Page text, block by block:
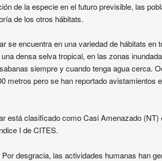
de la especie en el futuro previsible, las
de los otros hábitats.
se encuentra en una variedad de hábitats en
densa selva tropical, en las zonas
siempre y cuando tenga agua cerca.
metros pero se han reportado avistamientos
está clasificado como Casi Amenazado (NT)
I de CITES.
Por desgracia, las actividades humanas han